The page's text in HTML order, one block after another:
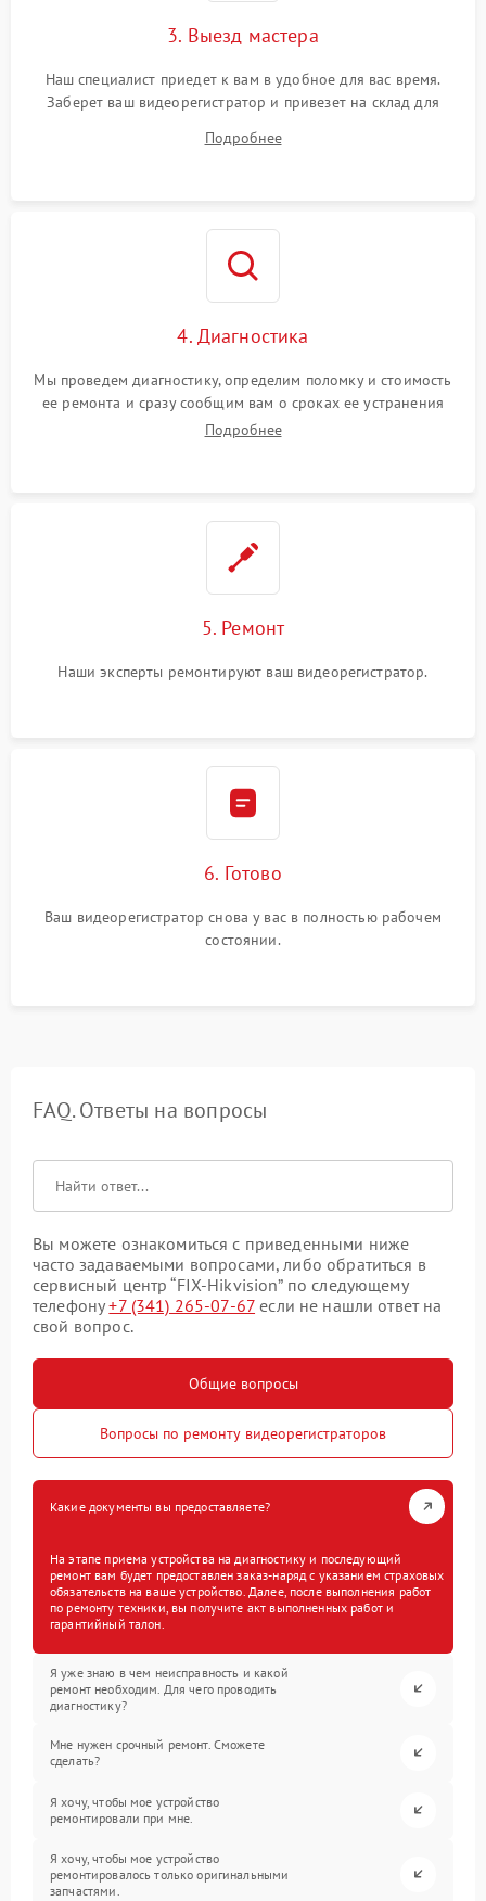
3. Выезд мастера
Наш специалист приедет к вам в удобное для вас время.
Заберет ваш видеорегистратор и привезет на склад для
Подробнее
4. Диагностика
Мы проведем диагностику, определим поломку и стоимость
ее ремонта и сразу сообщим вам о сроках ее устранения
Подробнее
5. Ремонт
Наши эксперты ремонтируют ваш видеорегистратор.
6. Готово
Ваш видеорегистратор снова у вас в полностью рабочем
состоянии.
FAQ. Ответы на вопросы
Вы можете ознакомиться с приведенными ниже
часто задаваемыми вопросами, либо обратиться в
сервисный центр “FIX-Hikvision” по следующему
телефону+7 (341) 265-07-67 если не нашли ответ на
свой вопрос.
Общие вопросы
Вопросы по ремонту видеорегистраторов
Какие документы вы предоставляете?
На этапе приема устройства на диагностику и последующий
ремонт вам будет предоставлен заказ-наряд с указанием страховых
обязательств на ваше устройство. Далее, после выполнения работ
по ремонту техники, вы получите акт выполненных работ и
гарантийный талон.
Я уже знаю в чем неисправность и какой
ремонт необходим. Для чего проводить
диагностику?
Мне нужен срочный ремонт. Сможете
сделать?
Я хочу, чтобы мое устройство
ремонтировали при мне.
Я хочу, чтобы мое устройство
ремонтировалось только оригинальными
запчастями.